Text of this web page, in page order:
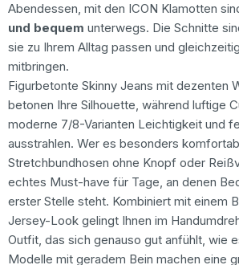
Abendessen, mit den ICON Klamotten
und bequem unterwegs. Die Schnitte
sie zu Ihrem Alltag passen und
mitbringen.
Figurbetonte Skinny Jeans mit dezenten
betonen Ihre Silhouette, während luftige
moderne 7/8-Varianten Leichtigkeit und
ausstrahlen. Wer es besonders
Stretchbundhosen ohne Knopf oder
echtes Must-have für Tage, an denen
erster Stelle steht. Kombiniert mit einem
Jersey-Look gelingt Ihnen im
Outfit, das sich genauso gut anfühlt, wie
Modelle mit geradem Bein machen eine